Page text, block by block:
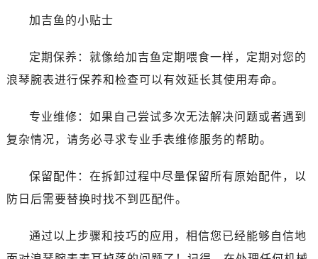
加吉鱼的小贴士
定期保养：就像给加吉鱼定期喂食一样，定期对您的
浪琴腕表进行保养和检查可以有效延长其使用寿命。
专业维修：如果自己尝试多次无法解决问题或者遇到
复杂情况，请务必寻求专业手表维修服务的帮助。
保留配件：在拆卸过程中尽量保留所有原始配件，以
防日后需要替换时找不到匹配件。
通过以上步骤和技巧的应用，相信您已经能够自信地